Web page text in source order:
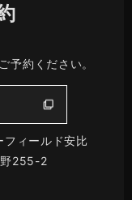
予約ください。
ィールド安比
255-2